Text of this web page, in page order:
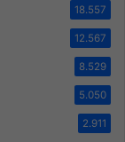
18.557
12.567
8.529
5.050
2.911